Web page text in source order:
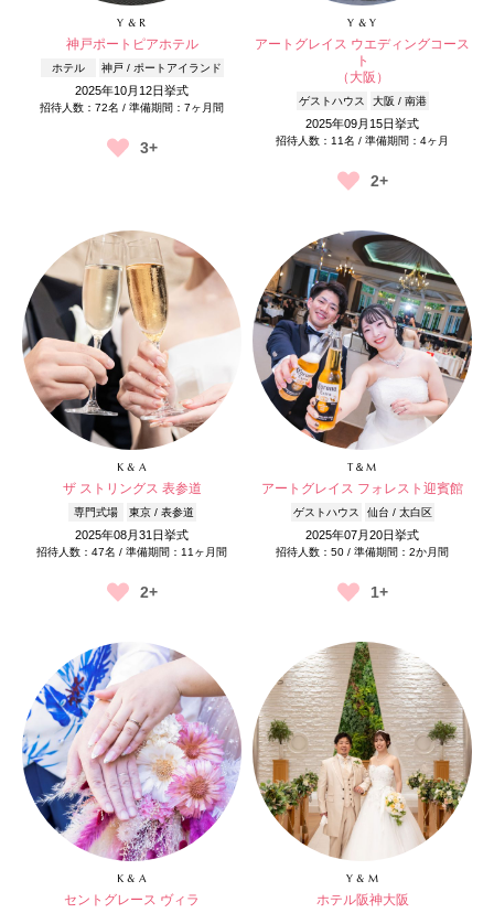
Y & R
神戸ポートピアホテル
ホテル 神戸 / ポートアイランド
2025年10月12日挙式
招待人数：72名 / 準備期間：7ヶ月間
3+
Y & Y
アートグレイス ウエディングコース
ト
（大阪）
ゲストハウス 大阪 / 南港
2025年09月15日挙式
招待人数：11名 / 準備期間：4ヶ月
2+
K & A
ザ ストリングス 表参道
専門式場 東京 / 表参道
2025年08月31日挙式
招待人数：47名 / 準備期間：11ヶ月間
2+
T＆M
アートグレイス フォレスト迎賓館
ゲストハウス 仙台 / 太白区
2025年07月20日挙式
招待人数：50 / 準備期間：2か月間
1+
K & A
セントグレース ヴィラ
Y & M
ホテル阪神大阪